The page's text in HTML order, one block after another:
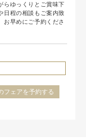
らゆっくりとご賞味下
日程の相談もご案内致
お早めにご予約くださ
フェアを予約する